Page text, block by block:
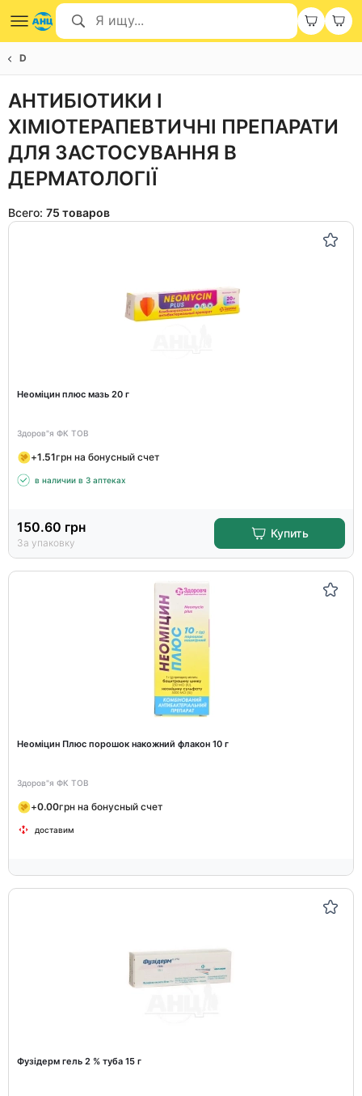
D
АНТИБІОТИКИ І
ХІМІОТЕРАПЕВТИЧНІ ПРЕПАРАТИ
ДЛЯ ЗАСТОСУВАННЯ В
ДЕРМАТОЛОГІЇ
Всего: 75 товаров
Неоміцин плюс мазь 20 г
Здоров"я ФК ТОВ
+1.51грн на бонусный счет
в наличии в 3 аптеках
150.60 грн
За упаковку
Купить
Неоміцин Плюс порошок накожний флакон 10 г
Здоров"я ФК ТОВ
+0.00грн на бонусный счет
доставим
Фузідерм гель 2 % туба 15 г